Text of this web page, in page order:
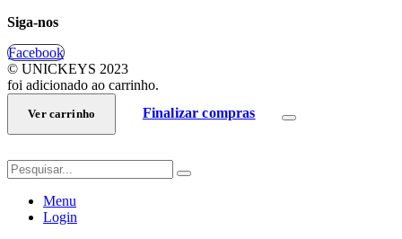
Siga-nos
Facebook
© UNICKEYS 2023
foi adicionado ao carrinho.
Ver carrinho Finalizar compras
Menu
Login